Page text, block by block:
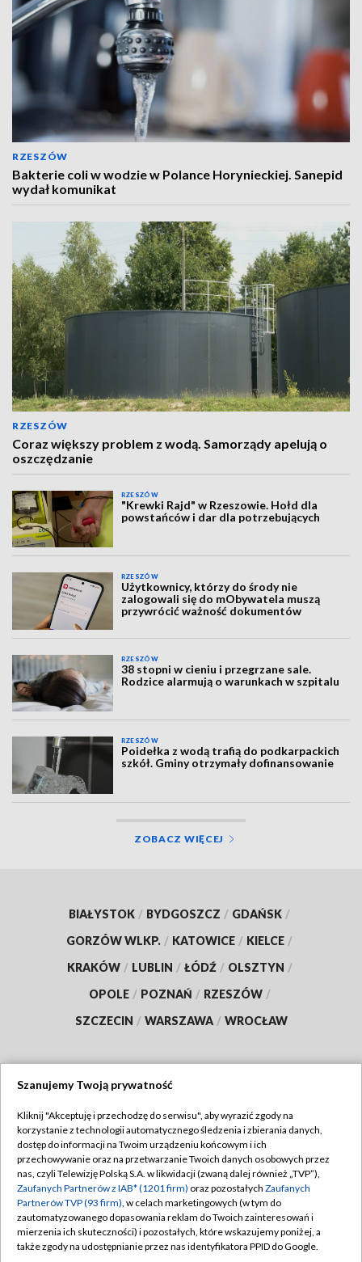
RZESZÓW
Bakterie coli w wodzie w Polance Horynieckiej. Sanepid
wydał komunikat
RZESZÓW
Coraz większy problem z wodą. Samorządy apelują o
oszczędzanie
RZESZÓW
"Krewki Rajd" w Rzeszowie. Hołd dla
powstańców i dar dla potrzebujących
RZESZÓW
Użytkownicy, którzy do środy nie
zalogowali się do mObywatela muszą
przywrócić ważność dokumentów
RZESZÓW
38 stopni w cieniu i przegrzane sale.
Rodzice alarmują o warunkach w szpitalu
RZESZÓW
Poidełka z wodą trafią do podkarpackich
szkół. Gminy otrzymały dofinansowanie
ZOBACZ WIĘCEJ
BIAŁYSTOK / BYDGOSZCZ / GDAŃSK /
GORZÓW WLKP. / KATOWICE / KIELCE /
KRAKÓW / LUBLIN / ŁÓDŹ / OLSZTYN /
OPOLE / POZNAŃ / RZESZÓW /
SZCZECIN / WARSZAWA / WROCŁAW
TVP
Abonament TVP
Emisja w TVP
Centrum informacji TVP
Naziemna Telewizja Cyfrowa
Regulamin TVP
Polityka prywatności
Moje zgody
Pomoc
Szanujemy Twoją prywatność
Kliknij "Akceptuję i przechodzę do serwisu", aby wyrazić zgody na
korzystanie z technologii automatycznego śledzenia i zbierania danych,
dostęp do informacji na Twoim urządzeniu końcowym i ich
przechowywanie oraz na przetwarzanie Twoich danych osobowych przez
nas, czyli Telewizję Polską S.A. w likwidacji (zwaną dalej również „TVP”),
Zaufanych Partnerów z IAB* (1201 firm) oraz pozostałych Zaufanych
Partnerów TVP (93 firm), w celach marketingowych (w tym do
zautomatyzowanego dopasowania reklam do Twoich zainteresowań i
mierzenia ich skuteczności) i pozostałych, które wskazujemy poniżej, a
także zgody na udostępnianie przez nas identyfikatora PPID do Google.